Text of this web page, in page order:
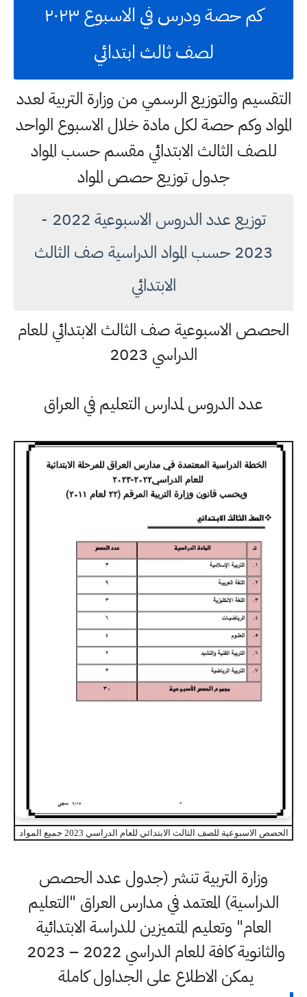
كم حصة ودرس في الاسبوع ٢٠٢٣
لصف ثالث ابتدائي
التقسيم والتوزيع الرسمي من وزارة التربية لعدد
المواد وكم حصة لكل مادة خلال الاسبوع الواحد
للصف الثالث الابتدائي مقسم حسب المواد
جدول توزيع حصص المواد
توزيع عدد الدروس الاسبوعية 2022 -
2023 حسب المواد الدراسية صف الثالث
الابتدائي
الحصص الاسبوعية صف الثالث الابتدائي للعام
الدراسي 2023
عدد الدروس لمدارس التعليم في العراق
الحصص الاسبوعية للصف الثالث الابتدائي للعام الدراسي 2023 جميع المواد
وزارة التربية تنشر (جدول عدد الحصص
الدراسية) المعتمد في مدارس العراق "التعليم
العام" وتعليم المتميزين للدراسة الابتدائية
والثانوية كافة للعام الدراسي 2022 – 2023
يمكن الاطلاع على الجداول كاملة